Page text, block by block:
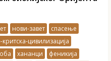
нови-завет
спасење
критска-цивилизација
хананци
феникија